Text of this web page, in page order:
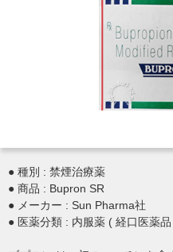
● 種別 : 禁煙治療薬
● 商品 : Bupron SR
● メーカー : Sun Pharma社
● 医薬分類 : 内服薬 ( 経口医薬品